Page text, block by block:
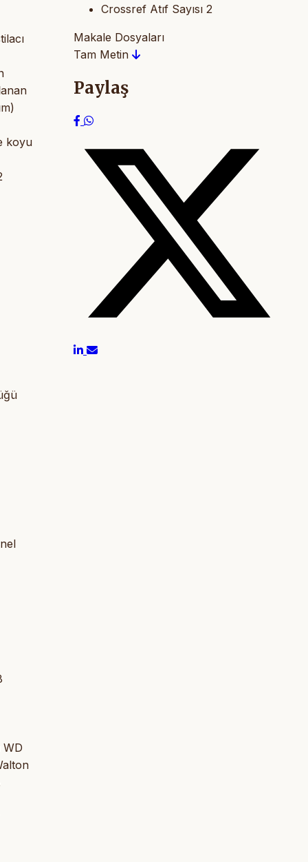
koyu
Crossref Atıf Sayısı 2
Makale Dosyaları
Tam Metin
Paylaş